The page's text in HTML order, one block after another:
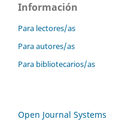
Información
Para lectores/as
Para autores/as
Para bibliotecarios/as
Open Journal Systems